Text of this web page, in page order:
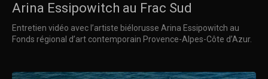
Arina Essipowitch au Frac Sud
Entretien vidéo avec l’artiste biélorusse Arina Essipowitch au
Fonds régional d’art contemporain Provence-Alpes-Côte d’Azur.